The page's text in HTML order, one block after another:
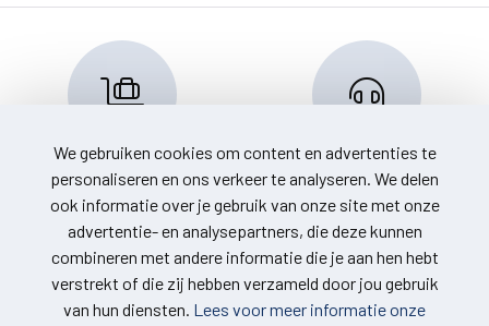
Reserveren en info
info@travelnoord.nl
Klantenservice
088 - 058 0500
We gebruiken cookies om content en advertenties te
personaliseren en ons verkeer te analyseren. We delen
ook informatie over je gebruik van onze site met onze
advertentie- en analysepartners, die deze kunnen
combineren met andere informatie die je aan hen hebt
verstrekt of die zij hebben verzameld door jou gebruik
van hun diensten. Lees voor meer informatie onze